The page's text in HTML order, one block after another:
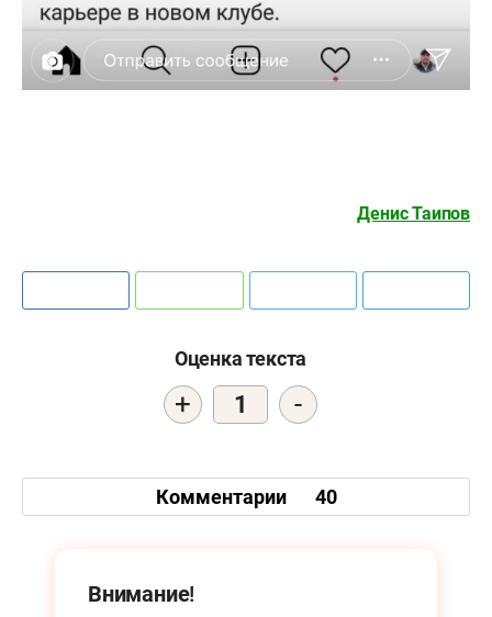
Денис Таипов
Оценка текста
+ 1 -
Комментарии 40
Внимание!